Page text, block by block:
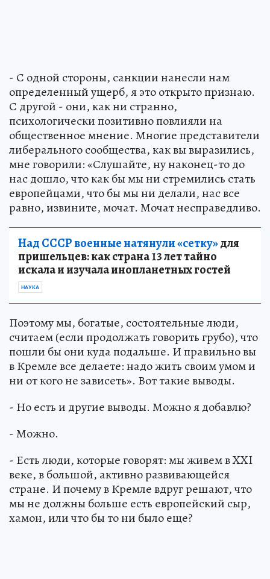
- С одной стороны, санкции нанесли нам
определенный ущерб, я это открыто признаю.
С другой - они, как ни странно,
психологически позитивно повлияли на
общественное мнение. Многие представители
либерального сообщества, как вы выразились,
мне говорили: «Слушайте, ну наконец-то до
нас дошло, что как бы мы ни стремились стать
европейцами, что бы мы ни делали, нас все
равно, извините, мочат. Мочат несправедливо.
Над СССР военные натянули «сетку»для
пришельцев: как страна 13 лет тайно
искала и изучала инопланетных гостей
НАУКА
Поэтому мы, богатые, состоятельные люди,
считаем (если продолжать говорить грубо), что
пошли бы они куда подальше. И правильно вы
в Кремле все делаете: надо жить своим умом и
ни от кого не зависеть». Вот такие выводы.
- Но есть и другие выводы. Можно я добавлю?
- Можно.
- Есть люди, которые говорят: мы живем в XXI
веке, в большой, активно развивающейся
стране. И почему в Кремле вдруг решают, что
мы не должны больше есть европейский сыр,
хамон, или что бы то ни было еще?